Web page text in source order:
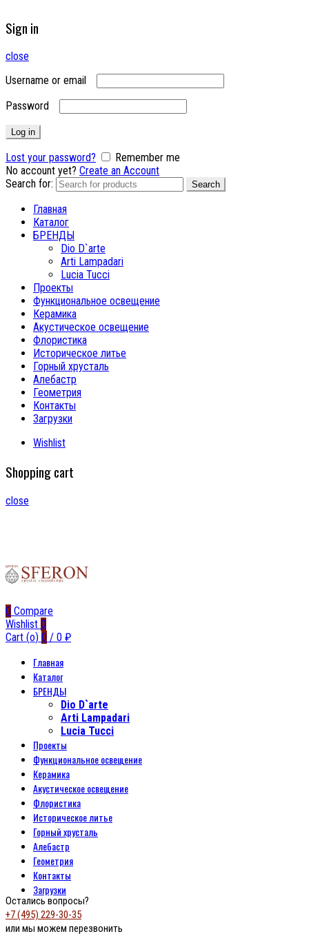
Sign in
close
Username or email
Password
Log in
Lost your password?
Remember me
No account yet? Create an Account
Search for:
Search
Главная
Каталог
БРЕНДЫ
Dio D`arte
Arti Lampadari
Lucia Tucci
Проекты
Функциональное освещение
Керамика
Акустическое освещение
Флористика
Историческое литье
Горный хрусталь
Алебастр
Геометрия
Контакты
Загрузки
Wishlist
Shopping cart
close
0 Compare
Wishlist 0
Cart (o) 0 / 0 ₽
Главная
Каталог
БРЕНДЫ
Dio D`arte
Arti Lampadari
Lucia Tucci
Проекты
Функциональное освещение
Керамика
Акустическое освещение
Флористика
Историческое литье
Горный хрусталь
Алебастр
Геометрия
Контакты
Загрузки
Остались вопросы?
+7 (495) 229-30-35
или мы можем перезвонить